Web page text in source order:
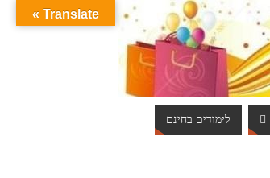
לימודים בחינם
Translate »